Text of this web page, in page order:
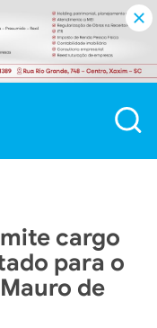
cargo
para o
de